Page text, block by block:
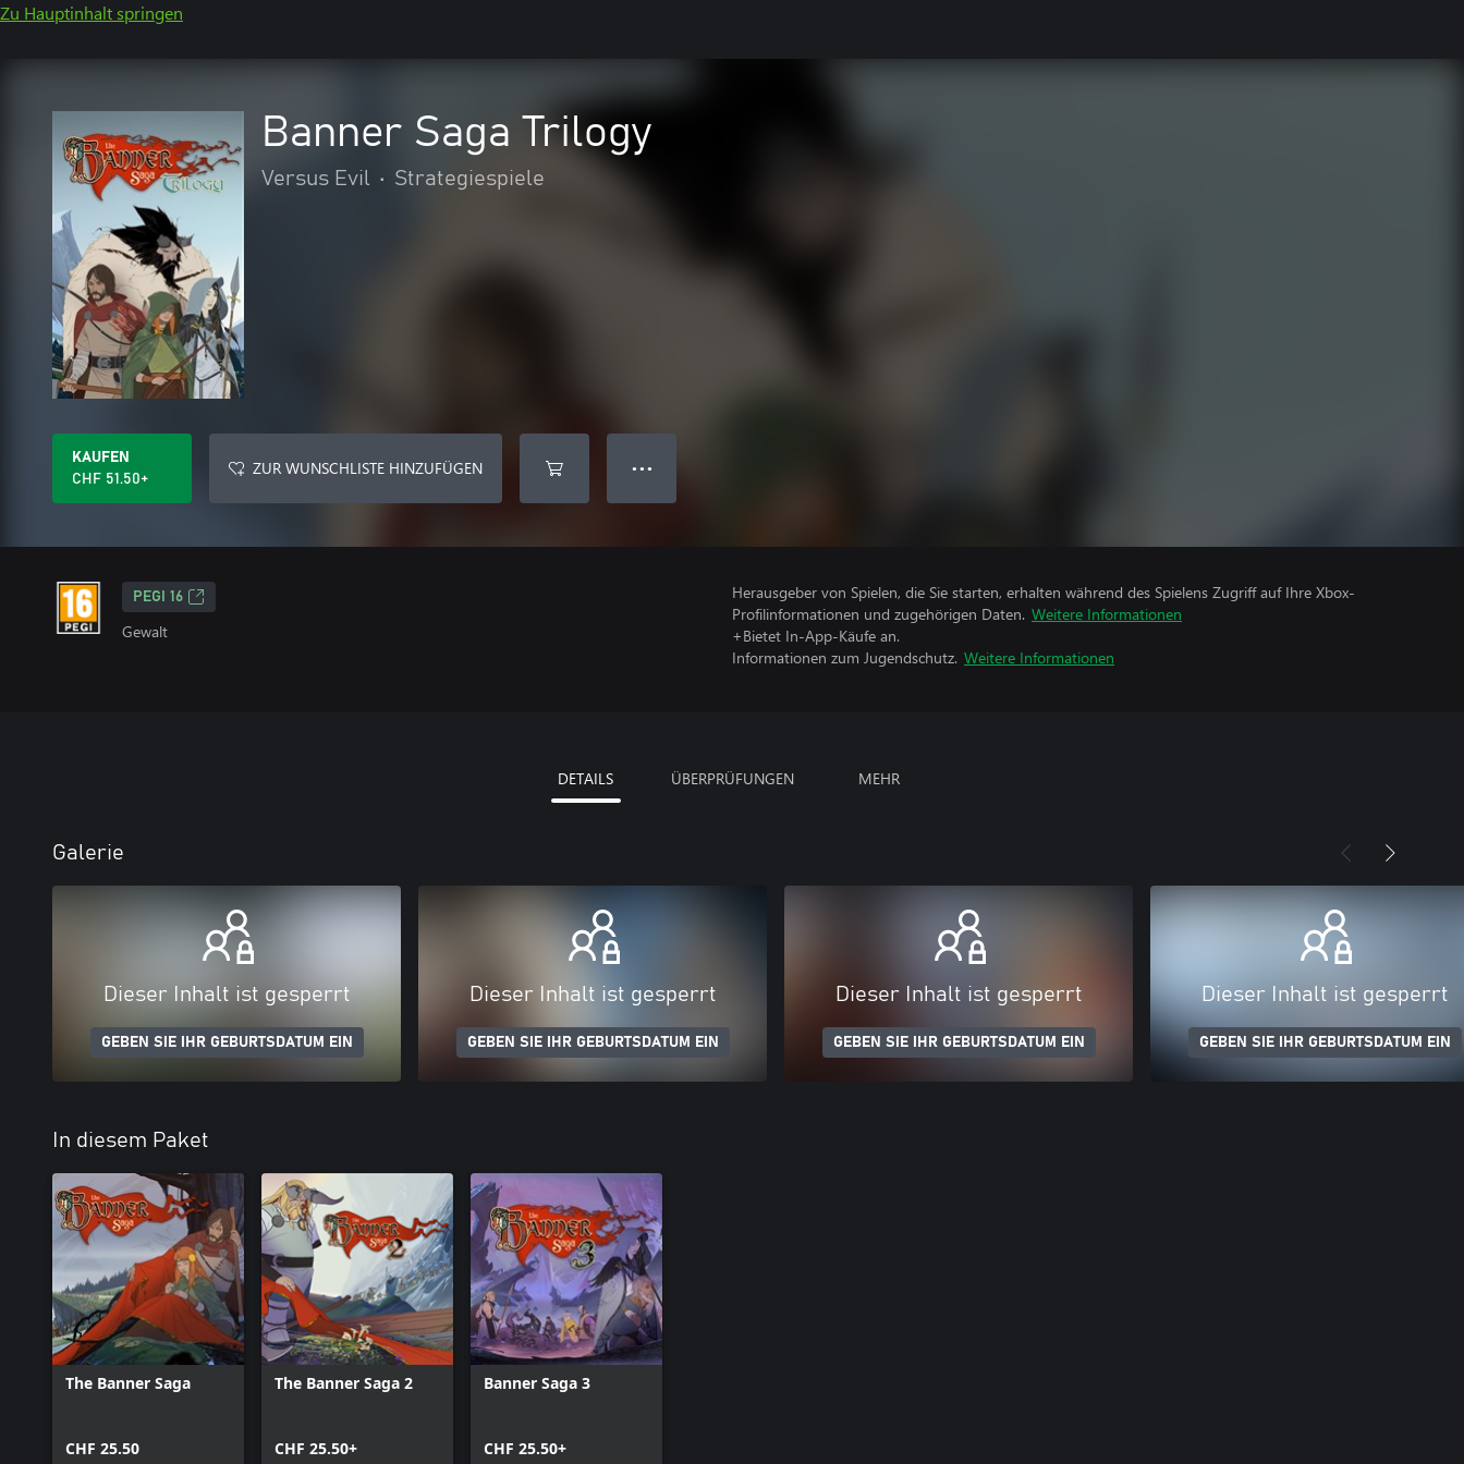
Zu Hauptinhalt springen
Banner Saga Trilogy
Versus Evil • Strategiespiele
KAUFEN
CHF 51.50+
ZUR WUNSCHLISTE HINZUFÜGEN ● ● ●
PEGI 16
Gewalt
Herausgeber von Spielen, die Sie starten, erhalten während des Spielens Zugriff auf Ihre Xbox-
Profilinformationen und zugehörigen Daten. Weitere Informationen
+Bietet In-App-Käufe an.
Informationen zum Jugendschutz. Weitere Informationen
DETAILS ÜBERPRÜFUNGEN MEHR
Galerie
Dieser Inhalt ist gesperrt
GEBEN SIE IHR GEBURTSDATUM EIN
Dieser Inhalt ist gesperrt
GEBEN SIE IHR GEBURTSDATUM EIN
Dieser Inhalt ist gesperrt
GEBEN SIE IHR GEBURTSDATUM EIN
Dieser Inhalt ist gesperrt
GEBEN SIE IHR GEBURTSDATUM EIN
In diesem Paket
The Banner Saga
CHF 25.50
The Banner Saga 2
CHF 25.50+
Banner Saga 3
CHF 25.50+